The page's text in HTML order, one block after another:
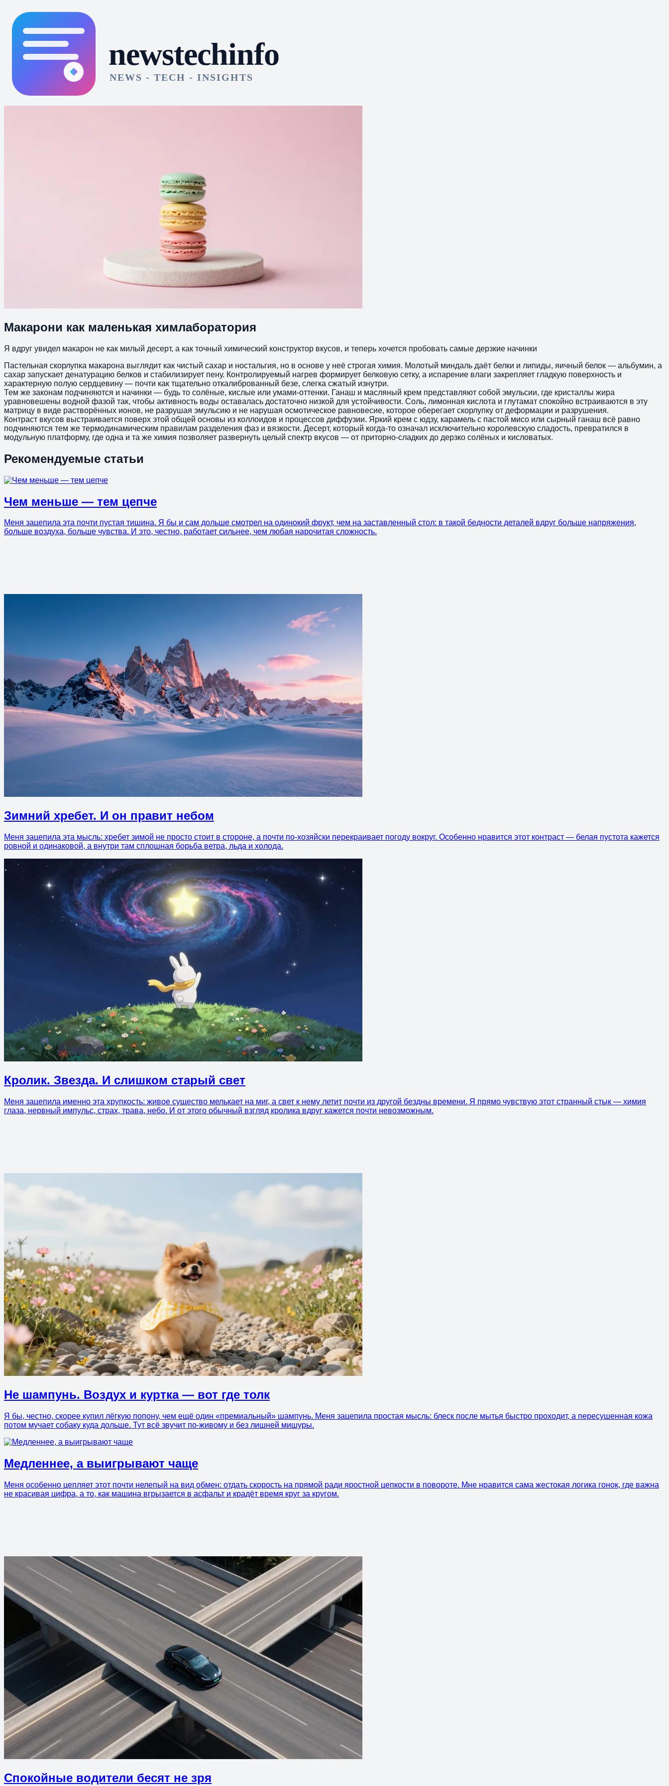
Макарони как маленькая химлаборатория
Я вдруг увидел макарон не как милый десерт, а как точный химический конструктор вкусов, и теперь хочется пробовать самые дерзкие начинки
Пастельная скорлупка макарона выглядит как чистый сахар и ностальгия, но в основе у неё строгая химия. Молотый миндаль даёт белки и липиды, яичный белок — альбумин, а
сахар запускает денатурацию белков и стабилизирует пену. Контролируемый нагрев формирует белковую сетку, а испарение влаги закрепляет гладкую поверхность и
характерную полую сердцевину — почти как тщательно откалиброванный безе, слегка сжатый изнутри.
Тем же законам подчиняются и начинки — будь то солёные, кислые или умами‑оттенки. Ганаш и масляный крем представляют собой эмульсии, где кристаллы жира
уравновешены водной фазой так, чтобы активность воды оставалась достаточно низкой для устойчивости. Соль, лимонная кислота и глутамат спокойно встраиваются в эту
матрицу в виде растворённых ионов, не разрушая эмульсию и не нарушая осмотическое равновесие, которое оберегает скорлупку от деформации и разрушения.
Контраст вкусов выстраивается поверх этой общей основы из коллоидов и процессов диффузии. Яркий крем с юдзу, карамель с пастой мисо или сырный ганаш всё равно
подчиняются тем же термодинамическим правилам разделения фаз и вязкости. Десерт, который когда‑то означал исключительно королевскую сладость, превратился в
модульную платформу, где одна и та же химия позволяет развернуть целый спектр вкусов — от приторно‑сладких до дерзко солёных и кисловатых.
Рекомендуемые статьи
Чем меньше — тем цепче
Меня зацепила эта почти пустая тишина. Я бы и сам дольше смотрел на одинокий фрукт, чем на заставленный стол: в такой бедности деталей вдруг больше напряжения,
больше воздуха, больше чувства. И это, честно, работает сильнее, чем любая нарочитая сложность.
Зимний хребет. И он правит небом
Меня зацепила эта мысль: хребет зимой не просто стоит в стороне, а почти по-хозяйски перекраивает погоду вокруг. Особенно нравится этот контраст — белая пустота кажется
ровной и одинаковой, а внутри там сплошная борьба ветра, льда и холода.
Кролик. Звезда. И слишком старый свет
Меня зацепила именно эта хрупкость: живое существо мелькает на миг, а свет к нему летит почти из другой бездны времени. Я прямо чувствую этот странный стык — химия
глаза, нервный импульс, страх, трава, небо. И от этого обычный взгляд кролика вдруг кажется почти невозможным.
Не шампунь. Воздух и куртка — вот где толк
Я бы, честно, скорее купил лёгкую попону, чем ещё один «премиальный» шампунь. Меня зацепила простая мысль: блеск после мытья быстро проходит, а пересушенная кожа
потом мучает собаку куда дольше. Тут всё звучит по-живому и без лишней мишуры.
Медленнее, а выигрывают чаще
Меня особенно цепляет этот почти нелепый на вид обмен: отдать скорость на прямой ради яростной цепкости в повороте. Мне нравится сама жестокая логика гонок, где важна
не красивая цифра, а то, как машина вгрызается в асфальт и крадёт время круг за кругом.
Спокойные водители бесят не зря